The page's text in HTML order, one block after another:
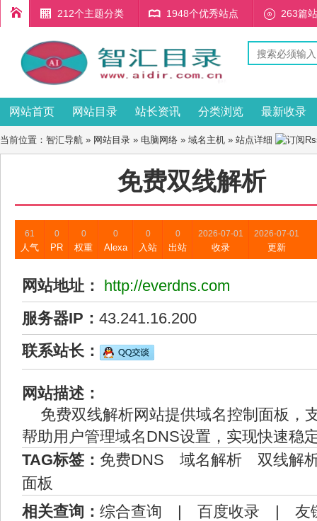
212个主题分类 1948个优秀站点 263篇
网站首页 网站目录 站长资讯 分类浏览 最新收录
当前位置： 智汇导航 » 网站目录 » 电脑网络 » 域名主机 » 站点详细
免费双线解析
61
人气
0
PR
0
权重
0
Alexa
0
入站
0
出站
2026-07-01
收录
2026-07-01
更新
网站地址：
http://everdns.com
服务器IP： 43.241.16.200
联系站长：
网站描述：
免费双线解析网站提供域名控制面板，
帮助用户管理域名DNS设置，实现快速稳
TAG标签： 免费DNS 域名解析
双线解
面板
相关查询： 综合查询 | 百度收录 | 友